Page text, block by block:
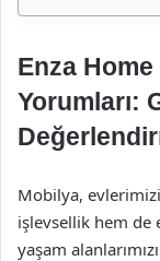
Enza Home
Yorumları:
Mobilya,
işlevsellik hem de
yaşam